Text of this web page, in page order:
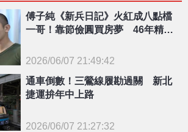
傅子純《新兵日記》火紅成八點檔
一哥！靠節儉圓買房夢 46年精彩
2026/06/07 21:49:42
通車倒數！三鶯線履勘過關 新北
捷運拚年中上路
2026/06/07 21:27:32